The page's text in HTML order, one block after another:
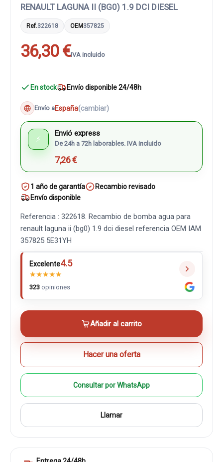
RENAULT LAGUNA II (BG0) 1.9 DCI DIESEL
Ref.322618 OEM357825
36,30 €IVA incluido
En stock Envío disponible 24/48h
Envío aEspaña(cambiar)
⚡
Envió express
De 24h a 72h laborables. IVA incluido
7,26 €
1 año de garantía
Recambio revisado
Envío disponible
Referencia : 322618. Recambio de bomba agua para
renault laguna ii (bg0) 1.9 dci diesel referencia OEM IAM
357825 5E31YH
Excelente4.5
★★★★★
323 opiniones
Añadir al carrito
Hacer una oferta
Consultar por WhatsApp
Llamar